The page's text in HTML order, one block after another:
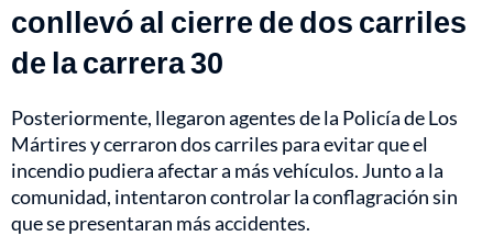
conllevó al cierre de dos carriles
de la carrera 30
Posteriormente, llegaron agentes de la Policía de Los
Mártires y cerraron dos carriles para evitar que el
incendio pudiera afectar a más vehículos. Junto a la
comunidad, intentaron controlar la conflagración sin
que se presentaran más accidentes.